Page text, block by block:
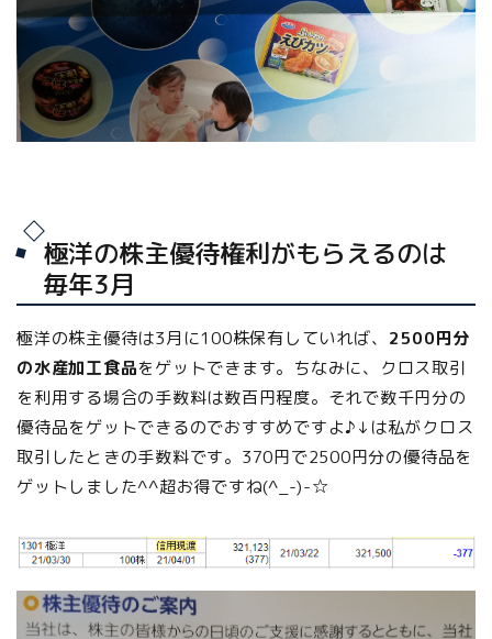
極洋の株主優待権利がもらえるのは
毎年3月
極洋の株主優待は3月に100株保有していれば、 2500円分
の水産加工食品をゲットできます。ちなみに、 クロス取引
を利用する場合の手数料は数百円程度。それで数千円分の
優待品をゲットできるのでおすすめですよ♪↓は私がクロス
取引したときの手数料です。370円で2500円分の優待品を
ゲットしました^^超お得ですね(^_-)-☆